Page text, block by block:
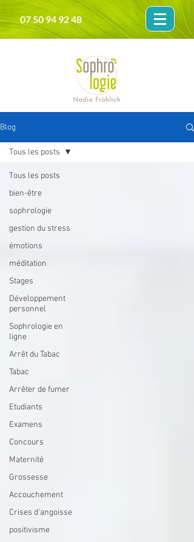
07 50 94 92 48
Blog
Tous les posts
bien-être
sophrologie
gestion du stress
émotions
méditation
Stages
Développement
personnel
Sophrologie en
ligne
Arrêt du Tabac
Tabac
Arrêter de fumer
Etudiants
Examens
Concours
Maternité
Grossesse
Accouchement
Crises d'angoisse
positivisme
Tous les posts